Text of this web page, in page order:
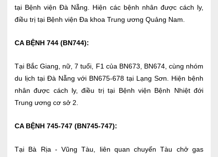
tại Bệnh viện Đà Nẵng. Hiện các bệnh nhân được cách ly,
điều trị tại Bệnh viện Đa khoa Trung ương Quảng Nam.
CA BỆNH 744 (BN744):
Tại Bắc Giang, nữ, 7 tuổi, F1 của BN673, BN674, cùng nhóm
du lịch tại Đà Nẵng với BN675-678 tại Lạng Sơn. Hiện bệnh
nhân được cách ly, điều trị tại Bệnh viện Bệnh Nhiệt đới
Trung ương cơ sở 2.
CA BỆNH 745-747 (BN745-747):
Tại Bà Rịa - Vũng Tàu, liên quan chuyến Tàu chở gas